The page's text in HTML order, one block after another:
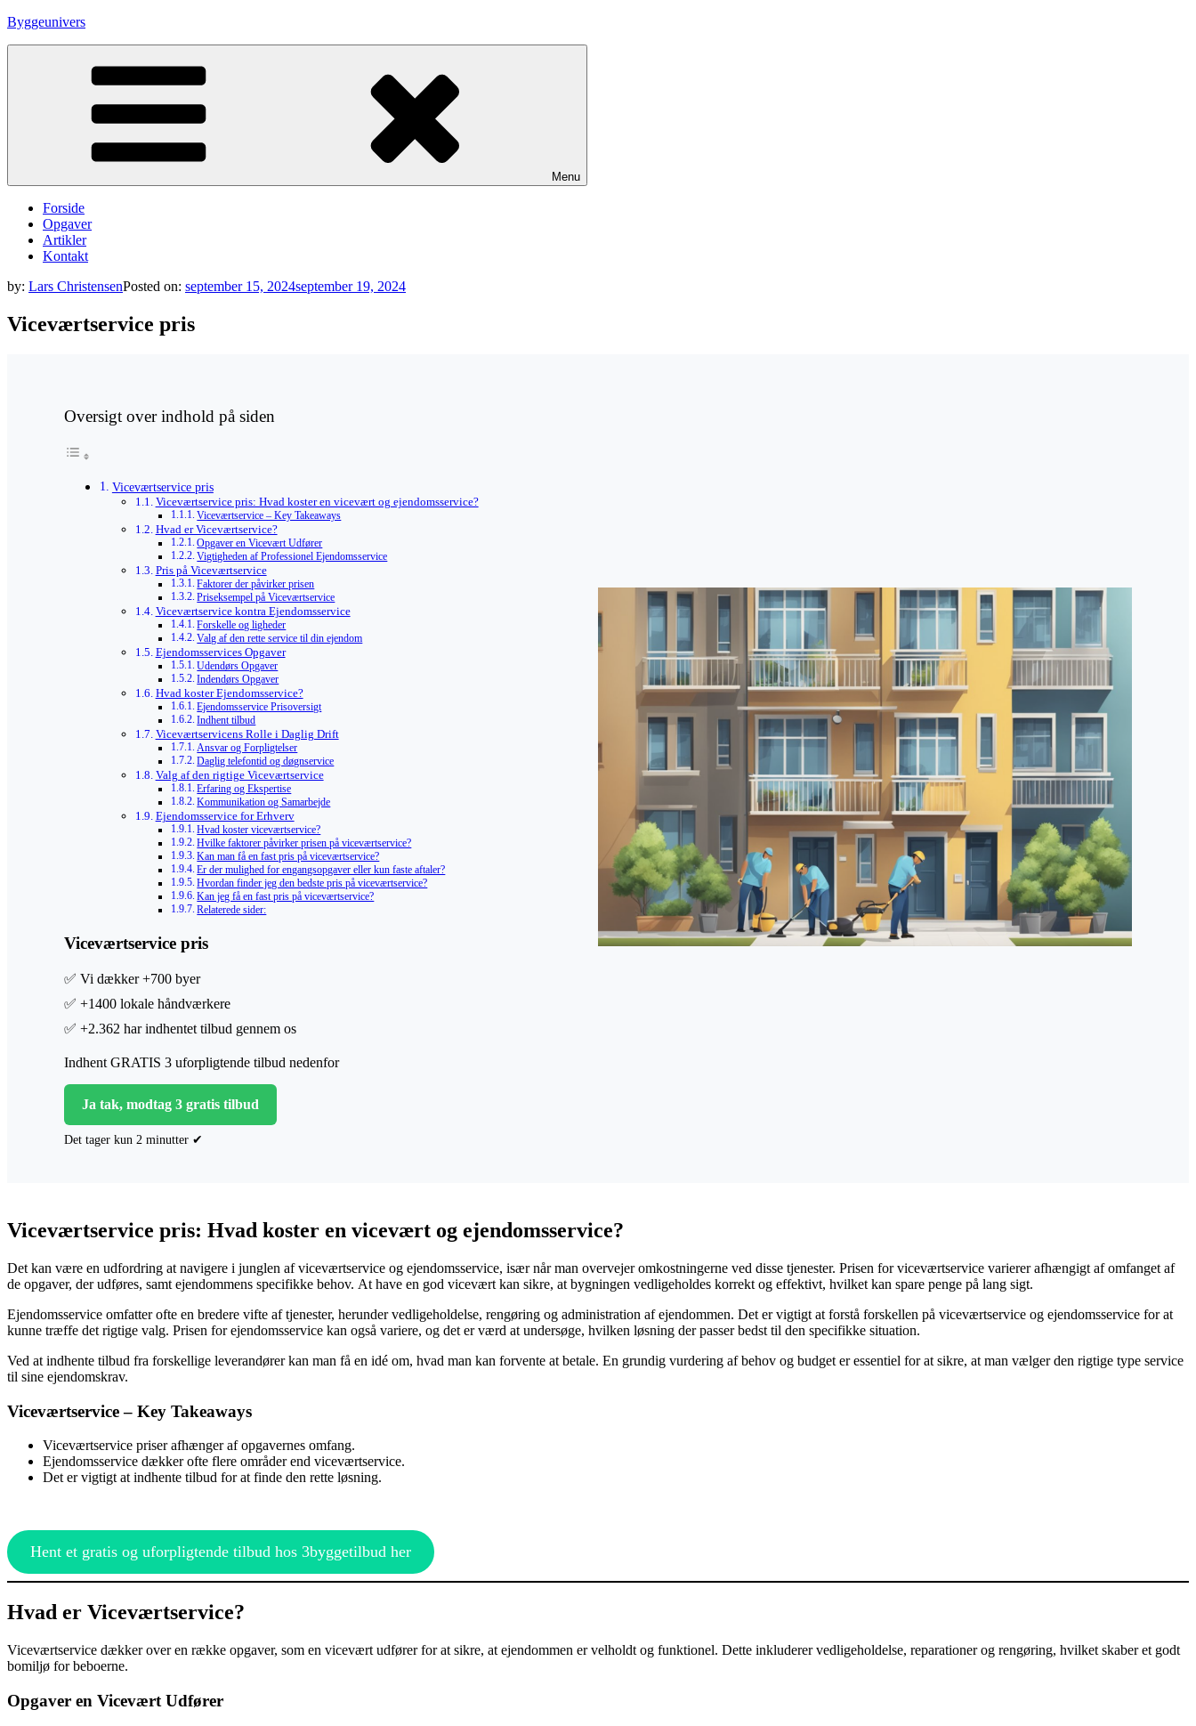
Skip
Byggeunivers
Menu
Forside
Opgaver
Artikler
Kontakt
by: Lars ChristensenPosted on: september 15, 2024september 19, 2024
Viceværtservice pris
Oversigt over indhold på siden
Viceværtservice pris
Viceværtservice pris: Hvad koster en vicevært og ejendomsservice?
Viceværtservice – Key Takeaways
Hvad er Viceværtservice?
Opgaver en Vicevært Udfører
Vigtigheden af Professionel Ejendomsservice
Pris på Viceværtservice
Faktorer der påvirker prisen
Priseksempel på Viceværtservice
Viceværtservice kontra Ejendomsservice
Forskelle og ligheder
Valg af den rette service til din ejendom
Ejendomsservices Opgaver
Udendørs Opgaver
Indendørs Opgaver
Hvad koster Ejendomsservice?
Ejendomsservice Prisoversigt
Indhent tilbud
Viceværtservicens Rolle i Daglig Drift
Ansvar og Forpligtelser
Daglig telefontid og døgnservice
Valg af den rigtige Viceværtservice
Erfaring og Ekspertise
Kommunikation og Samarbejde
Ejendomsservice for Erhverv
Hvad koster viceværtservice?
Hvilke faktorer påvirker prisen på viceværtservice?
Kan man få en fast pris på viceværtservice?
Er der mulighed for engangsopgaver eller kun faste aftaler?
Hvordan finder jeg den bedste pris på viceværtservice?
Kan jeg få en fast pris på viceværtservice?
Relaterede sider:
Viceværtservice pris
✅ Vi dækker +700 byer
✅ +1400 lokale håndværkere
✅ +2.362 har indhentet tilbud gennem os
Indhent GRATIS 3 uforpligtende tilbud nedenfor
Ja tak, modtag 3 gratis tilbud
Det tager kun 2 minutter ✔
Viceværtservice pris: Hvad koster en vicevært og ejendomsservice?
Det kan være en udfordring at navigere i junglen af viceværtservice og ejendomsservice, især når man overvejer omkostningerne ved disse tjenester. Prisen for viceværtservice varierer afhængigt af omfanget af
de opgaver, der udføres, samt ejendommens specifikke behov. At have en god vicevært kan sikre, at bygningen vedligeholdes korrekt og effektivt, hvilket kan spare penge på lang sigt.
Ejendomsservice omfatter ofte en bredere vifte af tjenester, herunder vedligeholdelse, rengøring og administration af ejendommen. Det er vigtigt at forstå forskellen på viceværtservice og ejendomsservice for at
kunne træffe det rigtige valg. Prisen for ejendomsservice kan også variere, og det er værd at undersøge, hvilken løsning der passer bedst til den specifikke situation.
Ved at indhente tilbud fra forskellige leverandører kan man få en idé om, hvad man kan forvente at betale. En grundig vurdering af behov og budget er essentiel for at sikre, at man vælger den rigtige type service
til sine ejendomskrav.
Viceværtservice – Key Takeaways
Viceværtservice priser afhænger af opgavernes omfang.
Ejendomsservice dækker ofte flere områder end viceværtservice.
Det er vigtigt at indhente tilbud for at finde den rette løsning.
Hent et gratis og uforpligtende tilbud hos 3byggetilbud her
Hvad er Viceværtservice?
Viceværtservice dækker over en række opgaver, som en vicevært udfører for at sikre, at ejendommen er velholdt og funktionel. Dette inkluderer vedligeholdelse, reparationer og rengøring, hvilket skaber et godt
bomiljø for beboerne.
Opgaver en Vicevært Udfører